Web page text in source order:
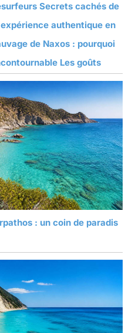
Secrets cachés de
authentique en
de Naxos : pourquoi
Les goûts
: un coin de paradis